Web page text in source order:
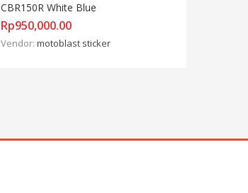
CBR150R White Blue
Rp950,000.00
Vendor: motoblast sticker